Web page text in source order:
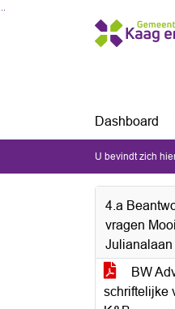
Ga naar de inhoud van deze
Ga naar het zoeken
Ga naar het menu
Dashboard
U bevindt zich
4.a
vragen
Julianalaan
BW
schriftelijke